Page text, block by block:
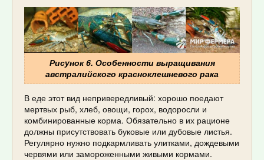
Рисунок 6. Особенности выращивания
австралийского красноклешневого рака
В еде этот вид непривередливый: хорошо поедают
мертвых рыб, хлеб, овощи, горох, водоросли и
комбинированные корма. Обязательно в их рационе
должны присутствовать буковые или дубовые листья.
Регулярно нужно подкармливать улитками, дождевыми
червями или замороженными живыми кормами.